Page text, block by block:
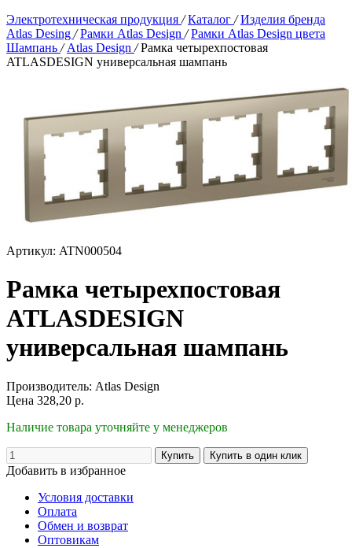
Электротехническая продукция / Каталог / Изделия бренда
Atlas Desing / Рамки Atlas Design / Рамки Atlas Design цвета
Шампань / Atlas Design / Рамка четырехпостовая
ATLASDESIGN универсальная шампань
Артикул: ATN000504
Рамка четырехпостовая
ATLASDESIGN
универсальная шампань
Производитель: Atlas Design
Цена 328,20 р.
Наличие товара уточняйте у менеджеров
Добавить в избранное
Условия доставки
Оплата
Обмен и возврат
Оптовикам